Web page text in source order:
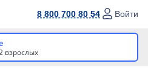
8 800 700 80 54 Войти
взрослых